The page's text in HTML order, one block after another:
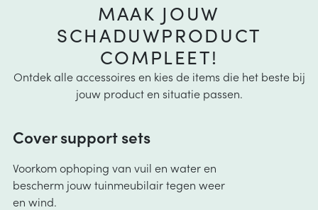
MAAK JOUW
SCHADUWPRODUCT
COMPLEET!
Ontdek alle accessoires en kies de items die het beste bij
jouw product en situatie passen.
Cover support sets
Voorkom ophoping van vuil en water en
bescherm jouw tuinmeubilair tegen weer
en wind.